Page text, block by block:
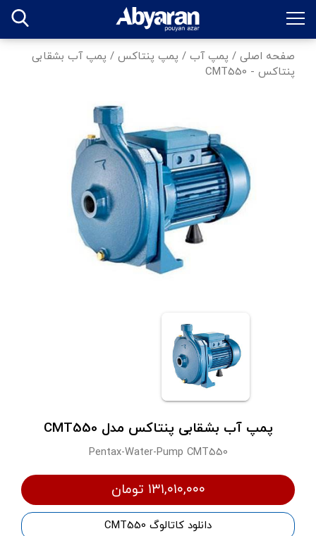
صفحه اصلی / پمپ آب / پمپ پنتاکس / پمپ آب بشقابی
پنتاکس - CMT550
پمپ آب بشقابی پنتاکس مدل CMT550
Pentax-Water-Pump CMT550
۱۳۱,۰۱۰,۰۰۰ تومان
دانلود کاتالوگ CMT550